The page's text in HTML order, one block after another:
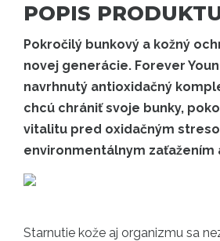
POPIS
Pokročilý bunkový a kožný
novej generácie. Forever
navrhnutý antioxidačný
chcú chrániť svoje bunky,
vitalitu pred oxidačným
environmentálnym
Starnutie kože aj organizmu sa